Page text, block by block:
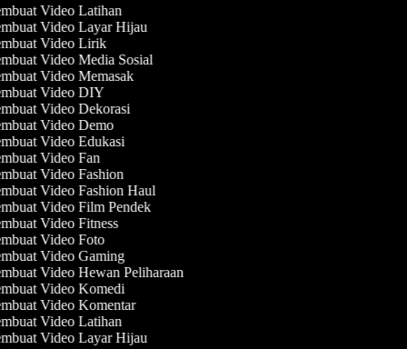
Video Latihan
Video Layar Hijau
Video Lirik
Video Media Sosial
Video Memasak
Video DIY
Video Dekorasi
Video Demo
Video Edukasi
Video Fan
Video Fashion
Video Fashion Haul
Video Film Pendek
Video Fitness
Video Foto
Video Gaming
Video Hewan Peliharaan
Video Komedi
Video Komentar
Video Latihan
Video Layar Hijau